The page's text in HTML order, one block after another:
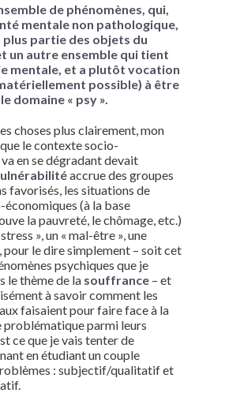
de phénomènes, qui,
mentale non pathologique,
plus partie des objets du
un autre ensemble qui tient
mentale, et a plutôt vocation
possible) à être
domaine « psy ».
choses plus clairement, mon
le contexte socio-
en se dégradant devait
accrue des groupes
favorisés, les situations de
(à la base
la pauvreté, le chômage, etc.)
», un « mal-être », une
pour le dire simplement – soit cet
psychiques que je
le thème de la souffrance– et
à savoir comment les
faisaient pour faire face à la
problématique parmi leurs
ce que je vais tenter de
en étudiant un couple
: subjectif/qualitatif et